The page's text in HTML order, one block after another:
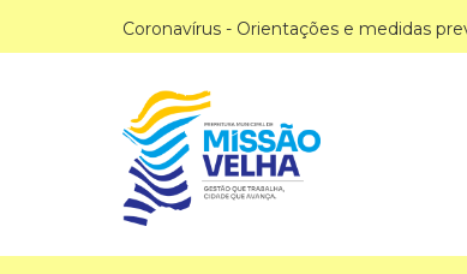
Coronavírus - Orientações e medidas